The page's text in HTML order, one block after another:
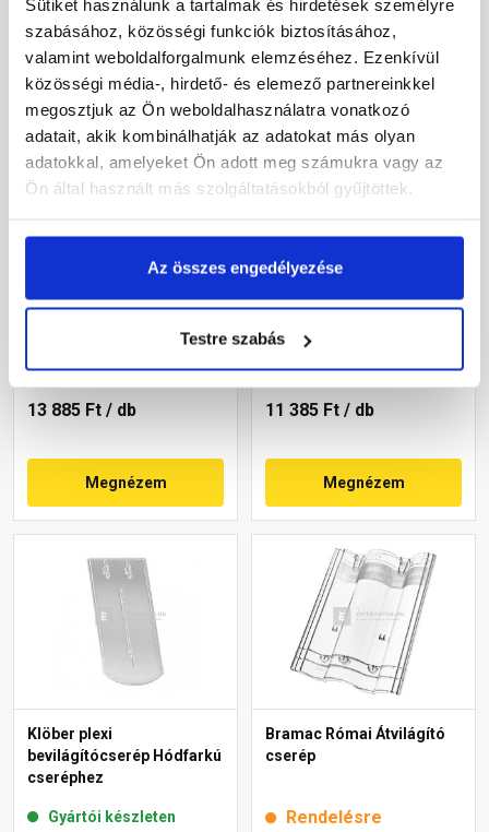
Sütiket használunk a tartalmak és hirdetések személyre
szabásához, közösségi funkciók biztosításához,
valamint weboldalforgalmunk elemzéséhez. Ezenkívül
közösségi média-, hirdető- és elemező partnereinkkel
megosztjuk az Ön weboldalhasználatra vonatkozó
adatait, akik kombinálhatják az adatokat más olyan
adatokkal, amelyeket Ön adott meg számukra vagy az
Ön által használt más szolgáltatásokból gyűjtöttek.
Az összes engedélyezése
Testre szabás
Montero/Veneto
13 885 Ft / db
Megnézem
Klöber plexi
Csárdás/Tangó cseréphez
Gyártói készleten
11 385 Ft / db
Megnézem
Klöber plexi
bevilágítócserép Hódfarkú
cseréphez
Gyártói készleten
Bramac Római Átvilágító
cserép
Rendelésre